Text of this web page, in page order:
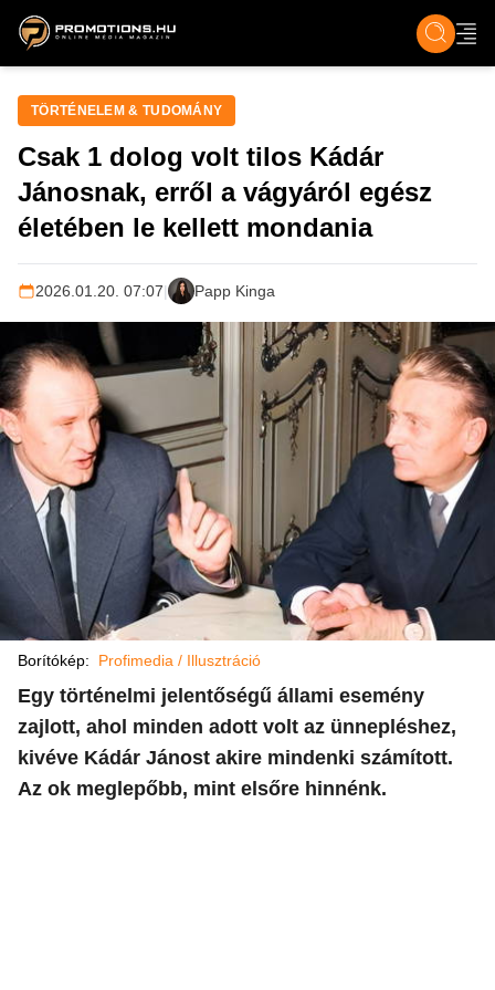
ZENE, FILM & KULT ÉLET TECH &
TÖRTÉNELEM & TUDOMÁNY
Csak 1 dolog volt tilos Kádár
Jánosnak, erről a vágyáról egész
életében le kellett mondania
2026.01.20. 07:07| Papp Kinga
Borítókép: Profimedia / Illusztráció
Egy történelmi jelentőségű állami esemény
zajlott, ahol minden adott volt az ünnepléshez,
kivéve Kádár Jánost akire mindenki számított.
Az ok meglepőbb, mint elsőre hinnénk.​